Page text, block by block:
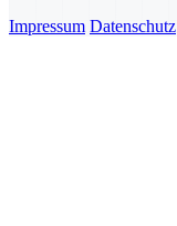
Impressum Datenschutz